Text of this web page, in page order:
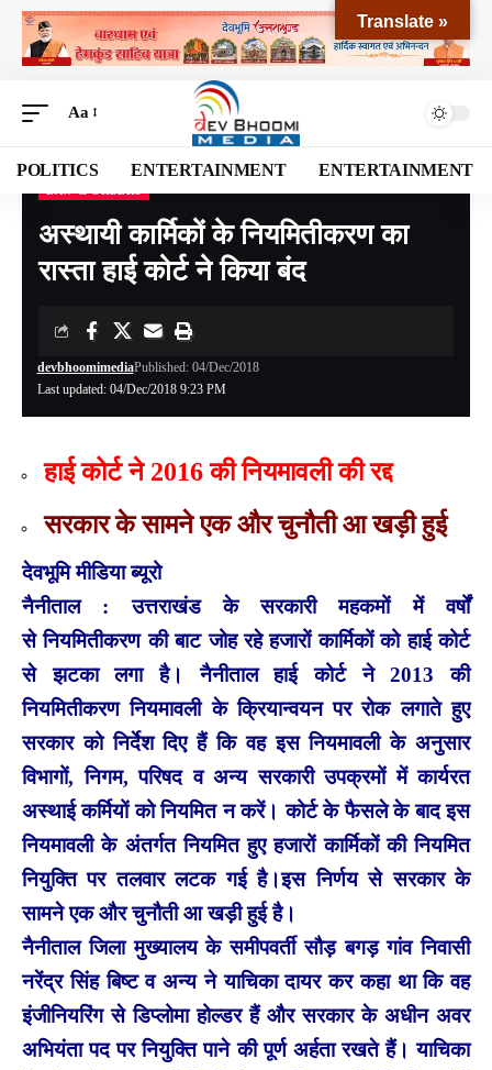
Aa
POLITICS ENTERTAINMENT ENTERTAINMENT
Devbhoomi Media>Blog>LAW & ORDERs>अस्थायी कार्मिकों के नियमितीकरण का रास्ता हाई कोर्ट ने किया बंद
अस्थायी कार्मिकों के नियमितीकरण का
रास्ता हाई कोर्ट ने किया बंद
Last updated: 04/Dec/2018 9:23 PM
devbhoomimediaPublished: 04/Dec/2018
हाई कोर्ट ने 2016 की नियमावली की रद्द
सरकार के सामने एक और चुनौती आ खड़ी हुई
देवभूमि मीडिया ब्यूरो
नैनीताल : उत्तराखंड के सरकारी महकमों में वर्षों
से नियमितीकरण की बाट जोह रहे हजारों कार्मिकों को हाई कोर्ट
से झटका लगा है। नैनीताल हाई कोर्ट ने 2013 की
नियमितीकरण नियमावली के क्रियान्वयन पर रोक लगाते हुए
सरकार को निर्देश दिए हैं कि वह इस नियमावली के अनुसार
विभागों, निगम, परिषद व अन्य सरकारी उपक्रमों में कार्यरत
अस्थाई कर्मियों को नियमित न करें। कोर्ट के फैसले के बाद इस
नियमावली के अंतर्गत नियमित हुए हजारों कार्मिकों की नियमित
नियुक्ति पर तलवार लटक गई है।इस निर्णय से सरकार के
सामने एक और चुनौती आ खड़ी हुई है।
नैनीताल जिला मुख्यालय के समीपवर्ती सौड़ बगड़ गांव निवासी
नरेंद्र सिंह बिष्ट व अन्य ने याचिका दायर कर कहा था कि वह
इंजीनियरिंग से डिप्लोमा होल्डर हैं और सरकार के अधीन अवर
अभियंता पद पर नियुक्ति पाने की पूर्ण अर्हता रखते हैं। याचिका
Translate »